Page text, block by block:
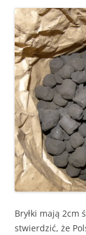
Bryłki mają 2cm
stwierdzić, że